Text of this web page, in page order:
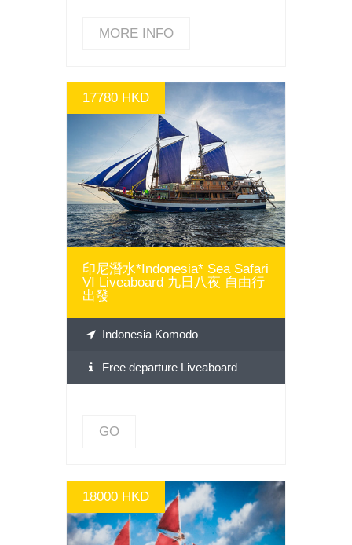
MORE INFO
17780 HKD
GO
印尼潛水*Indonesia* Sea Safari
VI Liveaboard 九日八夜 自由行
出發
Indonesia Komodo
Free departure Liveaboard
GO
18000 HKD